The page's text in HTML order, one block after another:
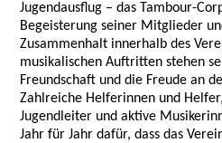
Jugendausflug – das Tambour-
Begeisterung seiner Mitglieder
Zusammenhalt innerhalb des
musikalischen Auftritten stehen
Freundschaft und die Freude an
Zahlreiche Helferinnen und
Jugendleiter und aktive
Jahr für Jahr dafür, dass das